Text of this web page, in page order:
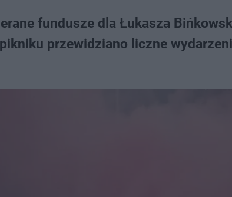
fundusze dla Łukasza
przewidziano liczne